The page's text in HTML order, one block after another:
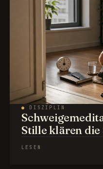
● DISZIPLIN
Stille klären die
LESEN